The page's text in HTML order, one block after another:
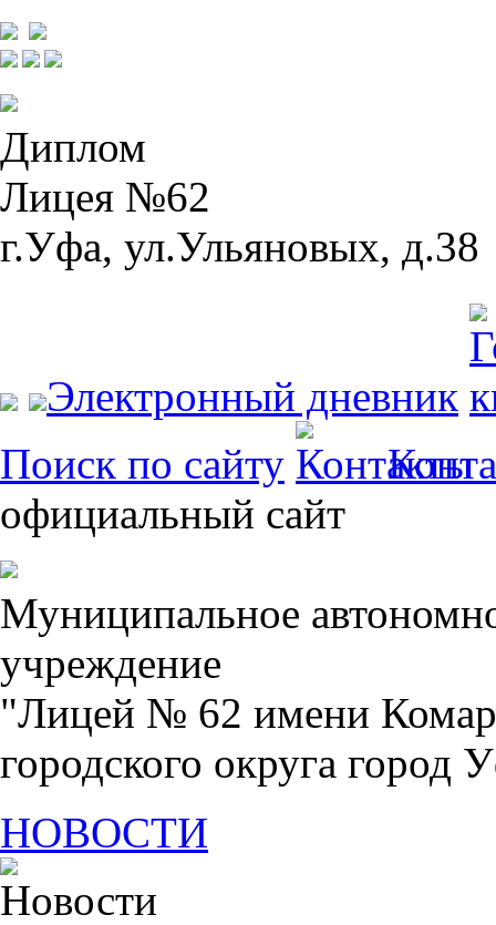
Диплом
Лицея №62
г.Уфа, ул.Ульяновых, д.38
Электронный дневник
Поиск по сайту
официальный сайт
Муниципальное
учреждение
"Лицей № 62 имени
городского округа город
НОВОСТИ